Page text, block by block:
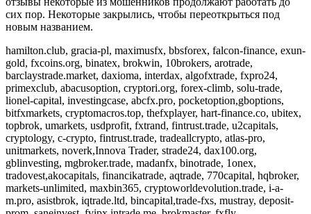
сих пор. Некоторые закрылись, чтобы переоткрыться под
новым названием.
hamilton.club, gracia-pl, maximusfx, bbsforex, falcon-finance, exun-
gold, fxcoins.org, binatex, brokwin, 10brokers, arotrade,
barclaystrade.market, daxioma, interdax, algofxtrade, fxpro24,
primexclub, abacusoption, cryptori.org, forex-climb, solu-trade,
lionel-capital, investingcase, abcfx.pro, pocketoption,gboptions,
bitfxmarkets, cryptomacros.top, thefxplayer, hart-finance.co, ubitex,
topbrok, umarkets, usdprofit, fxtrand, fintrust.trade, u2capitals,
cryptology, c-crypto, fintrust.trade, tradeallcrypto, atlas-pro,
unitmarkets, noverk,Innova Trader, strade24, dax100.org,
gblinvesting, mgbroker.trade, madanfx, binotrade, 1onex,
tradovest,akocapitals, financikatrade, aqtrade, 770capital, hqbroker,
markets-unlimited, maxbin365, cryptoworldevolution.trade, i-a-
m.pro, asistbrok, iqtrade.ltd, bincapital,trade-fxs, mustray, deposit-